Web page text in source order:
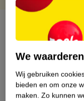
Over dit product
Etiketinformatie
We
Wij gebruiken
bieden en om onze
maken. Zo kunnen